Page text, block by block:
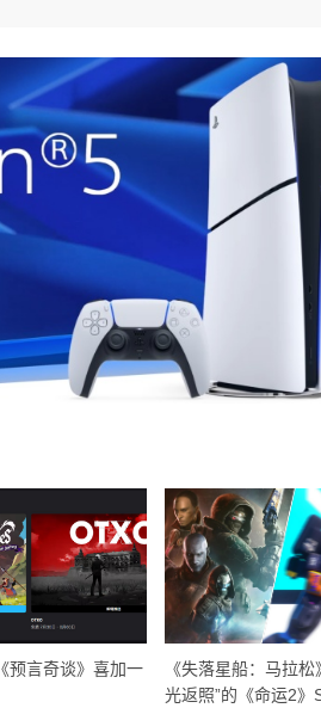
预言奇谈》喜加一
《失落星船：马拉松
光返照”的《命运2》